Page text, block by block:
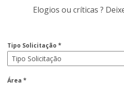
Elogios ou críticas ?
Tipo Solicitação *
Área *